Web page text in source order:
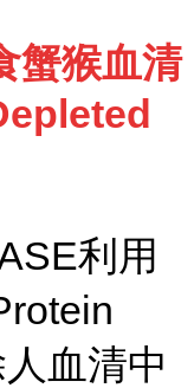
蟹猴血清
利用
血清中